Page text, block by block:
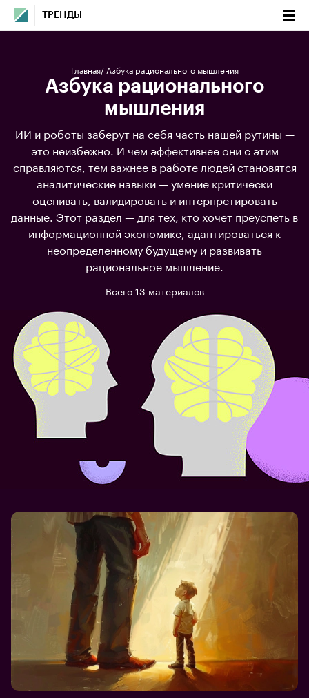
ТРЕНДЫ
Главная Азбука рационального мышления
Азбука рационального
мышления
ИИ и роботы заберут на себя часть нашей рутины —
это неизбежно. И чем эффективнее они с этим
справляются, тем важнее в работе людей становятся
аналитические навыки — умение критически
оценивать, валидировать и интерпретировать
данные. Этот раздел — для тех, кто хочет преуспеть в
информационной экономике, адаптироваться к
неопределенному будущему и развивать
рациональное мышление.
Всего 13 материалов